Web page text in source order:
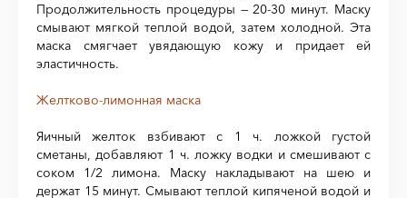
Продолжительность процедуры — 20-30 минут. Маску
смывают мягкой теплой водой, затем холодной. Эта
маска смягчает увядающую кожу и придает ей
эластичность.
Желтково-лимонная маска
Яичный желток взбивают с 1 ч. ложкой густой
сметаны, добавляют 1 ч. ложку водки и смешивают с
соком 1/2 лимона. Маску накладывают на шею и
держат 15 минут. Смывают теплой кипяченой водой и